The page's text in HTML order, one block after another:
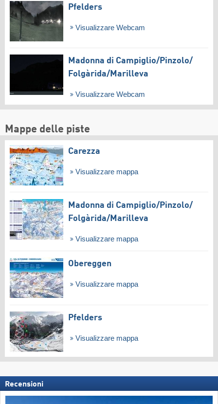
Pfelders
Visualizzare Webcam
Madonna di Campiglio/​Pinzolo/​
Folgàrida/​Marilleva
Visualizzare Webcam
Mappe delle piste
Carezza
Visualizzare mappa
Madonna di Campiglio/​Pinzolo/​
Folgàrida/​Marilleva
Visualizzare mappa
Obereggen
Visualizzare mappa
Pfelders
Visualizzare mappa
Recensioni